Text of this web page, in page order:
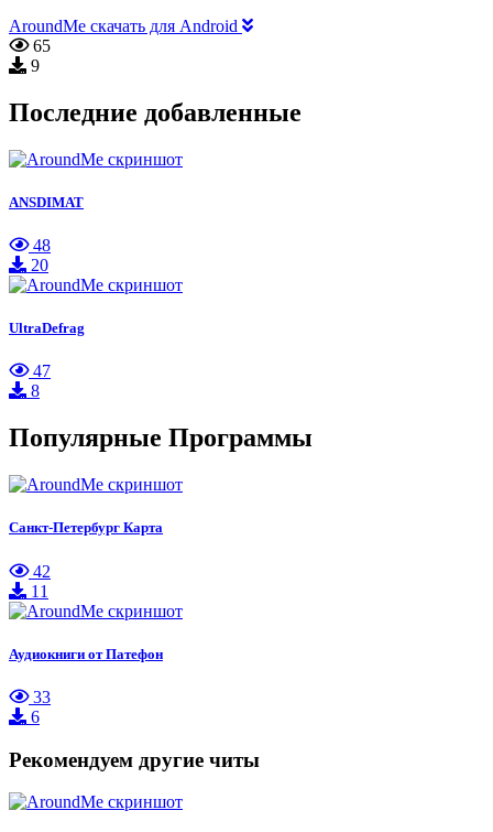
AroundMe скачать для Android
65
9
Последние добавленные
ANSDIMAT
48
20
UltraDefrag
47
8
Популярные Программы
Санкт-Петербург Карта
42
11
Аудиокниги от Патефон
33
6
Рекомендуем другие читы